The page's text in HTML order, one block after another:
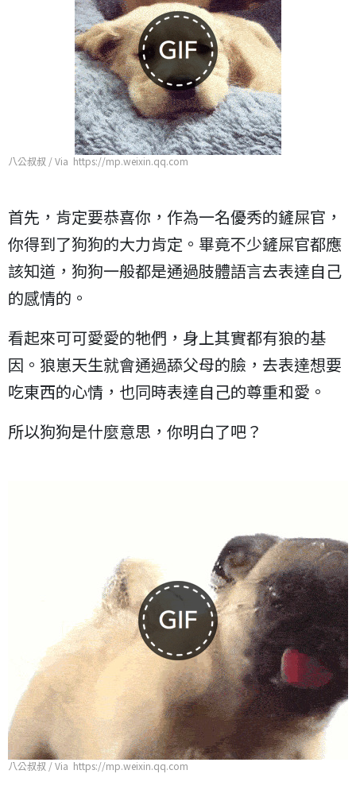
八公叔叔 / Via https://mp.weixin.qq.com
首先，肯定要恭喜你，作為一名優秀的鏟屎官，
你得到了狗狗的大力肯定。畢竟不少鏟屎官都應
該知道，狗狗一般都是通過肢體語言去表達自己
的感情的。
看起來可可愛愛的牠們，身上其實都有狼的基
因。狼崽天生就會通過舔父母的臉，去表達想要
吃東西的心情，也同時表達自己的尊重和愛。
所以狗狗是什麼意思，你明白了吧？
八公叔叔 / Via https://mp.weixin.qq.com